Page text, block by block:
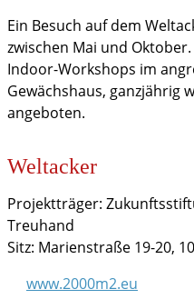
Ein Besuch auf dem
zwischen Mai und
Indoor-Workshops im
Gewächshaus, ganzjährig
angeboten.
Weltacker
Projektträger:
Treuhand
Sitz: Marienstraße 19-20,
www.2000m2.eu